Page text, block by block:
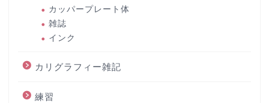
カッパープレート体
雑誌
インク
カリグラフィー雑記
練習